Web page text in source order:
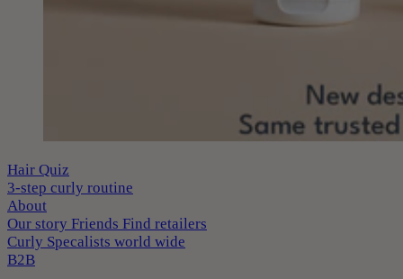
Hair Quiz
3-step curly routine
About
Our story Friends Find retailers
Curly Specalists world wide
B2B